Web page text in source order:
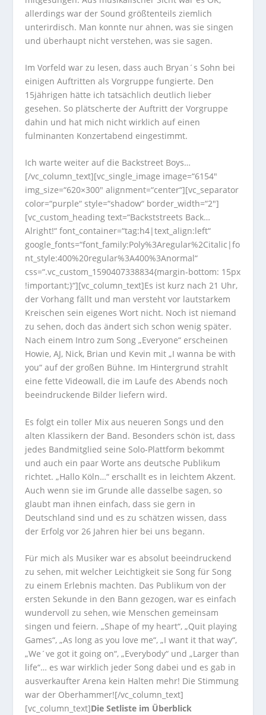
allerdings war der Sound größtenteils ziemlich
unterirdisch. Man konnte nur ahnen, was sie singen
und überhaupt nicht verstehen, was sie sagen.
Im Vorfeld war zu lesen, dass auch Bryan´s Sohn bei
einigen Auftritten als Vorgruppe fungierte. Den
15jährigen hätte ich tatsächlich deutlich lieber
gesehen. So plätscherte der Auftritt der Vorgruppe
dahin und hat mich nicht wirklich auf einen
fulminanten Konzertabend eingestimmt.
Ich warte weiter auf die Backstreet Boys…
[/vc_column_text][vc_single_image image=“6154″
img_size=“620×300″ alignment=“center“][vc_separator
color=“purple“ style=“shadow“ border_width=“2″]
[vc_custom_heading text=“Backststreets Back…
Alright!“ font_container=“tag:h4|text_align:left“
google_fonts=“font_family:Poly%3Aregular%2Citalic|fo
nt_style:400%20regular%3A400%3Anormal“
css=“.vc_custom_1590407338834{margin-bottom: 15px
!important;}“][vc_column_text]Es ist kurz nach 21 Uhr,
der Vorhang fällt und man versteht vor lautstarkem
Kreischen sein eigenes Wort nicht. Noch ist niemand
zu sehen, doch das ändert sich schon wenig später.
Nach einem Intro zum Song „Everyone“ erscheinen
Howie, AJ, Nick, Brian und Kevin mit „I wanna be with
you“ auf der großen Bühne. Im Hintergrund strahlt
eine fette Videowall, die im Laufe des Abends noch
beeindruckende Bilder liefern wird.
Es folgt ein toller Mix aus neueren Songs und den
alten Klassikern der Band. Besonders schön ist, dass
jedes Bandmitglied seine Solo-Plattform bekommt
und auch ein paar Worte ans deutsche Publikum
richtet. „Hallo Köln…“ erschallt es in leichtem Akzent.
Auch wenn sie im Grunde alle dasselbe sagen, so
glaubt man ihnen einfach, dass sie gern in
Deutschland sind und es zu schätzen wissen, dass
der Erfolg vor 26 Jahren hier bei uns begann.
Für mich als Musiker war es absolut beeindruckend
zu sehen, mit welcher Leichtigkeit sie Song für Song
zu einem Erlebnis machten. Das Publikum von der
ersten Sekunde in den Bann gezogen, war es einfach
wundervoll zu sehen, wie Menschen gemeinsam
singen und feiern. „Shape of my heart“, „Quit playing
Games“, „As long as you love me“, „I want it that way“,
„We´ve got it going on“, „Everybody“ und „Larger than
life“… es war wirklich jeder Song dabei und es gab in
ausverkaufter Arena kein Halten mehr! Die Stimmung
war der Oberhammer![/vc_column_text]
[vc_column_text]Die Setliste im Überblick